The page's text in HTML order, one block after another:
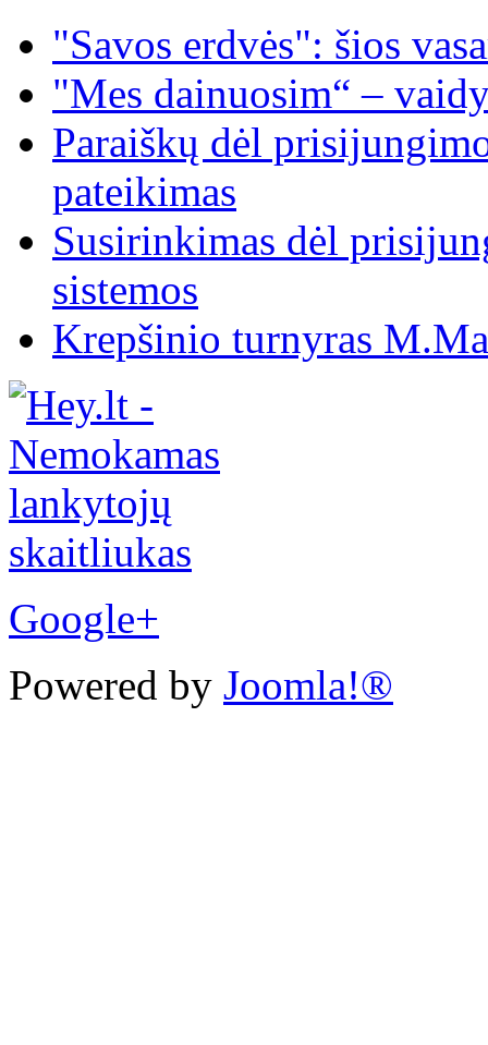
"Savos erdvės": šios
"Mes dainuosim“ –
Paraiškų dėl
pateikimas
Susirinkimas dėl
sistemos
Krepšinio turnyras
Google+
Powered by Joomla!®